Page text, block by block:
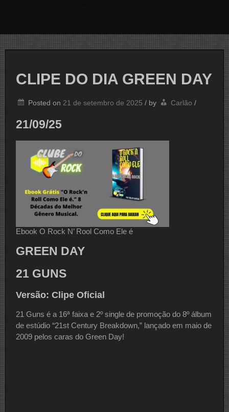
CLIPE DO DIA GREEN DAY
Posted on 21 de setembro de 2025 / by Carlão /
21/09/25
Ebook O Rock N’ Rool Como Ele é
GREEN DAY
21 GUNS
Versão: Clipe Oficial
21 Guns é a 16ª faixa e 2º single de promoção do 8º álbum
de estúdio “21st Century Breakdown,” lançado em maio de
2009 pelos caras do Green Day!